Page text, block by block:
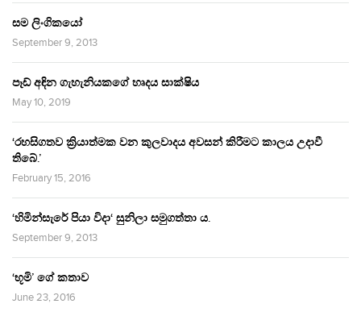
සම ලිංගිකයෝ
September 9, 2013
පෑඩ් අඳින ගැහැනියකගේ හෘදය සාක්ෂිය
May 10, 2019
‘රහසිගතව ක්‍රියාත්මක වන කුලවාදය අවසන් කිරීමට කාලය උදාවී
තිබේ.’
February 15, 2016
‘හිමින්සැරේ පියා විදා‘ සුනිලා සමුගත්තා ය.
September 9, 2013
‘භූමි’ ගේ කතාව
June 23, 2016